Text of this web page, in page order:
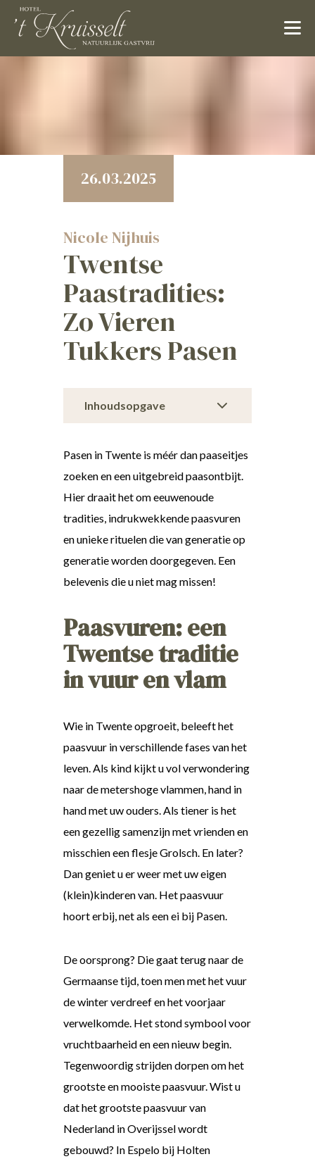
26.03.2025
Nicole Nijhuis
Twentse
Paastradities:
Zo Vieren
Tukkers Pasen
Inhoudsopgave
Pasen in Twente is méér dan paaseitjes
zoeken en een uitgebreid paasontbijt.
Hier draait het om eeuwenoude
tradities, indrukwekkende paasvuren
en unieke rituelen die van generatie op
generatie worden doorgegeven. Een
belevenis die u niet mag missen!
Paasvuren: een
Twentse traditie
in vuur en vlam
Wie in Twente opgroeit, beleeft het
paasvuur in verschillende fases van het
leven. Als kind kijkt u vol verwondering
naar de metershoge vlammen, hand in
hand met uw ouders. Als tiener is het
een gezellig samenzijn met vrienden en
misschien een flesje Grolsch. En later?
Dan geniet u er weer met uw eigen
(klein)kinderen van. Het paasvuur
hoort erbij, net als een ei bij Pasen.
De oorsprong? Die gaat terug naar de
Germaanse tijd, toen men met het vuur
de winter verdreef en het voorjaar
verwelkomde. Het stond symbool voor
vruchtbaarheid en een nieuw begin.
Tegenwoordig strijden dorpen om het
grootste en mooiste paasvuur. Wist u
dat het grootste paasvuur van
Nederland in Overijssel wordt
gebouwd? In Espelo bij Holten